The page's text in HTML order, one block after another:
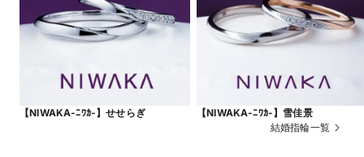
【NIWAKA-ﾆﾜｶ-】せせらぎ
【NIWAKA-ﾆﾜｶ-】雪佳景
結婚指輪一覧